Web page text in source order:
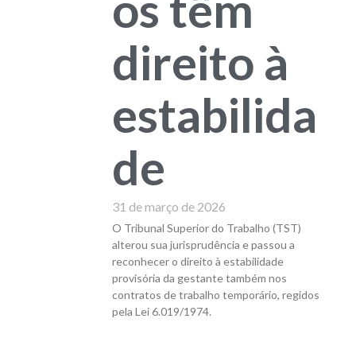
direito à
estabilida
de
31 de março de 2026
O Tribunal Superior do Trabalho (TST)
alterou sua jurisprudência e passou a
reconhecer o direito à estabilidade
provisória da gestante também nos
contratos de trabalho temporário, regidos
pela Lei 6.019/1974.